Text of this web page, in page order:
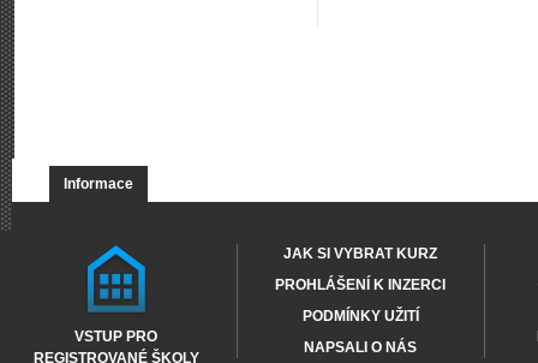
Informace
VSTUP PRO
REGISTROVANÉ ŠKOLY
JAK SI VYBRAT KURZ
PROHLÁŠENÍ K INZERCI
PODMÍNKY UŽITÍ
NAPSALI O NÁS